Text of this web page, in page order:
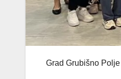
Grad Grubišno Polje